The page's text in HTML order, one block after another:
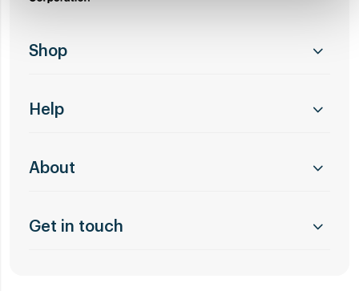
Shop
Help
About
Get in touch